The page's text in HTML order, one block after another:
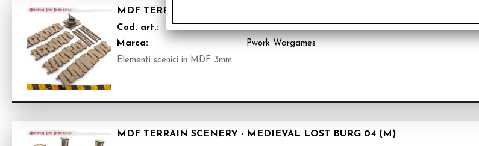
MDF TERRAIN SCENERY - MEDIEVAL LOST BURG 05 (S)
Cod. art.:
PWKTS008
Marca:
Pwork Wargames
Elementi scenici in MDF 3mm
MDF TERRAIN SCENERY - MEDIEVAL LOST BURG 04 (M)